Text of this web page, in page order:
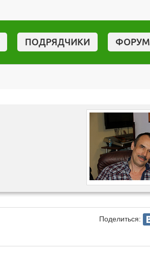
ПОДРЯДЧИКИ ФОРУМ
Поделиться: